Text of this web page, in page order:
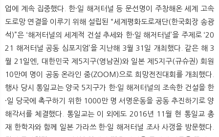
업에 계속 집중했다. 한·일 해저터널 등 문선명이 주창해온 세계 고속
도로망 연결을 이루기 위해 설립된 “세계평화도로재단(한국회장 송광
석)”은 ‘해저터널의 세계적 건설 추세와 한·일 해저터널’을 주제로 ‘20
21 해저터널 공동 심포지엄’을 지난해 3월 31일 개최했다. 같은 해 3
월 21일엔, 대한민국 제5지구(영남권)와 일본 제5지구(규슈권) 회원
10만여 명이 공동 온라인 줌(ZOOM)으로 희망전진대회를 개최했다.
행사 당시 통일교는 양국 5지구가 한·일 해저터널의 조속한 건설을 한
·일 당국에 촉구하기 위한 1000만 명 서명운동을 공동 추진하기로 양
해각서를 체결했다. 통일교는 이 외에도 2016년 11월 현 통일교 총
재 한학자와 함께 일본 가라쓰 한·일 해저터널 조사 사갱을 방문했다.